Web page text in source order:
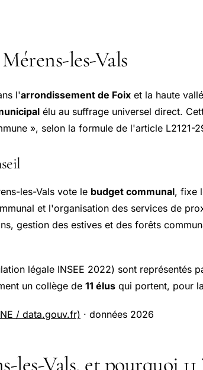
les-Vals
l'arrondissement de Foix et la haute
élu au suffrage universel direct.
», selon la formule de l'article
les-Vals vote le budget communal, fixe
et l'organisation des services de
gestion des estives et des forêts
légale INSEE 2022) sont représentés
un collège de 11 élus qui portent, pour
/ data.gouv.fr) · données 2026
les-Vals, et pourquoi 11